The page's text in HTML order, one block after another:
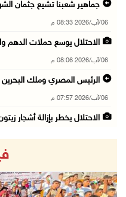
جماهير شعبنا تشيع جثمان
06/آب/2026 08:33 م
الاحتلال يوسع حملات الدهم
06/آب/2026 08:06 م
الرئيس المصري وملك
06/آب/2026 07:57 م
الاحتلال يخطر بإزالة أشجار
رابطة العالم الإسلامي تدين
06/آب/2026 07:36 م
اليونيسف: استشهاد 300 طفل منذ وقف إطلاق النار ...